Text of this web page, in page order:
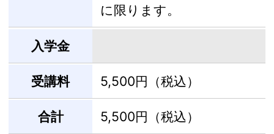
に限ります。
入学金
受講料 5,500円（税込）
合計 5,500円（税込）